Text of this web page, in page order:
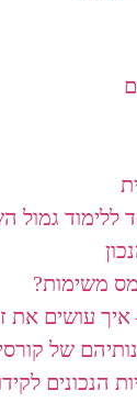
ללימוד גמול
משימות?​
עושים את
של קורסי
הנכונים